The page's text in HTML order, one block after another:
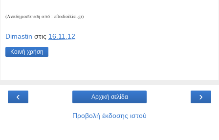
(Αναδημοσίευση από : aftodioikisi.gr)
Dimastin στις 16.11.12
Κοινή χρήση
‹ ›
Αρχική σελίδα
Προβολή έκδοσης ιστού